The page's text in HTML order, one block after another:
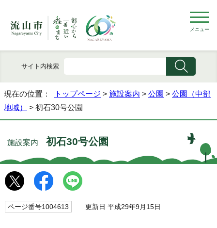
メニュー
サイト内検索
現在の位置： トップページ > 施設案内 > 公園 > 公園（中部
地域）
> 初石30号公園
施設案内 初石30号公園
ページ番号1004613 更新日 平成29年9月15日